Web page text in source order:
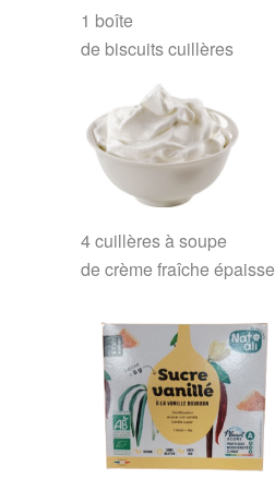
1 boîte
de biscuits cuillères
4cuillères à soupe
de crème fraîche épaisse